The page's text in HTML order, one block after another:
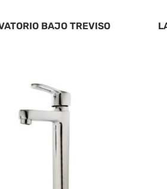
BAJO TREVISO